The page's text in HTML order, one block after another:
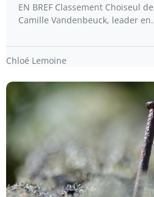
EN BREF Classement Choiseul
Camille Vandenbeuck, leader
Chloé Lemoine